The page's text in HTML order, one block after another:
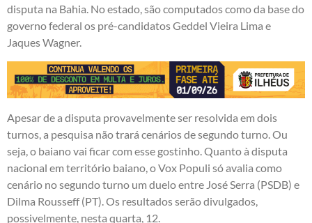
disputa na Bahia. No estado, são computados como da base do
governo federal os pré-candidatos Geddel Vieira Lima e
Jaques Wagner.
Apesar de a disputa provavelmente ser resolvida em dois
turnos, a pesquisa não trará cenários de segundo turno. Ou
seja, o baiano vai ficar com esse gostinho. Quanto à disputa
nacional em território baiano, o Vox Populi só avalia como
cenário no segundo turno um duelo entre José Serra (PSDB) e
Dilma Rousseff (PT). Os resultados serão divulgados,
possivelmente, nesta quarta, 12.